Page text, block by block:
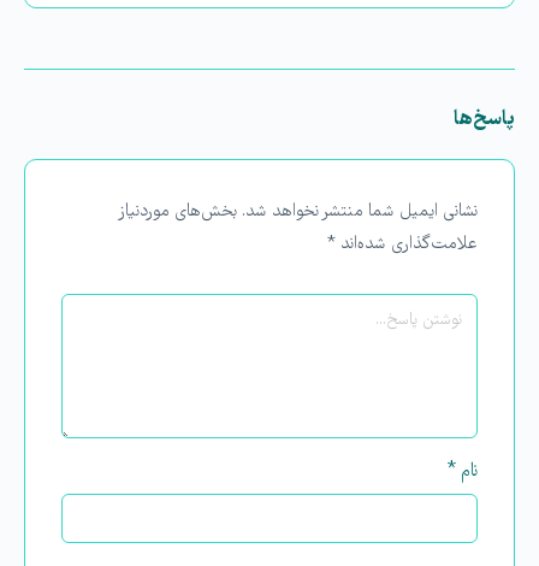
پاسخ‌ها
نشانی ایمیل شما منتشر نخواهد شد. بخش‌های موردنیاز
علامت‌گذاری شده‌اند *
نام *